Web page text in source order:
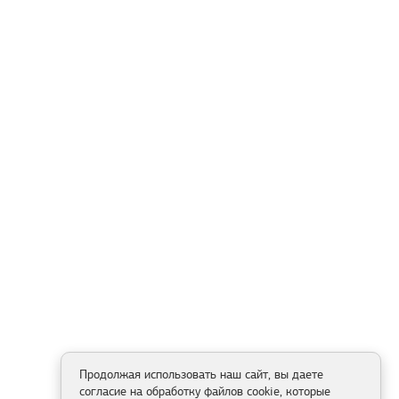
Продолжая использовать наш сайт, вы даете
согласие на обработку файлов cookie, которые